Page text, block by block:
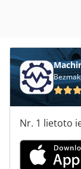
Nr. 1 lietoto